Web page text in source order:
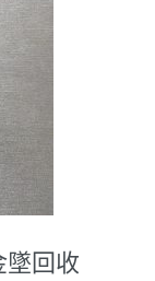
回收